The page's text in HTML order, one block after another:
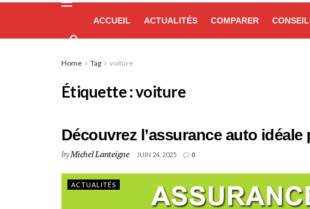
ACCUEIL ACTUALITÉS COMPARER
Home Tag voiture
Étiquette :voiture
Découvrez l’assurance auto idéale
byMichel Lanteigne JUIN 24, 2025 0
ACTUALITÉS